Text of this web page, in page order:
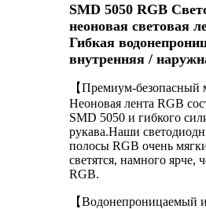
SMD 5050 RGB
неоновая световая
Гибкая
внутренняя /
【Премиум-безопасный
Неоновая лента RGB
SMD 5050 и гибкого
рукава.Наши
полосы RGB очень
светятся, намного
RGB.
【Водонепроницаемый